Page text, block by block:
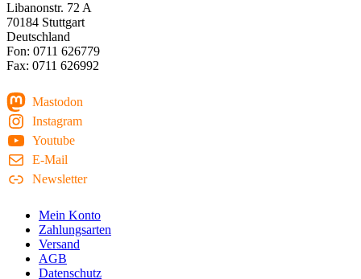
Libanonstr. 72 A
70184 Stuttgart
Deutschland
Fon: 0711 626779
Fax: 0711 626992
Mastodon
Instagram
Youtube
E-Mail
Newsletter
Mein Konto
Zahlungsarten
Versand
AGB
Datenschutz